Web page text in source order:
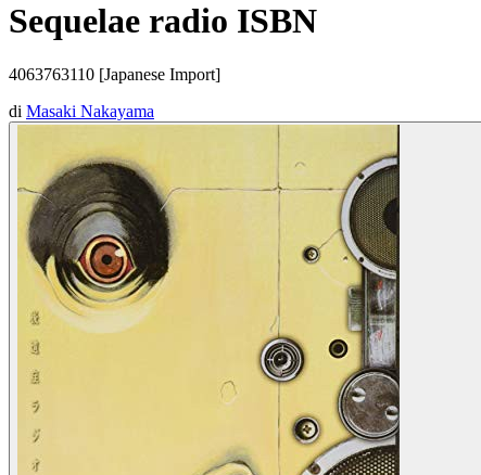
Sequelae radio ISBN
4063763110 [Japanese Import]
di Masaki Nakayama